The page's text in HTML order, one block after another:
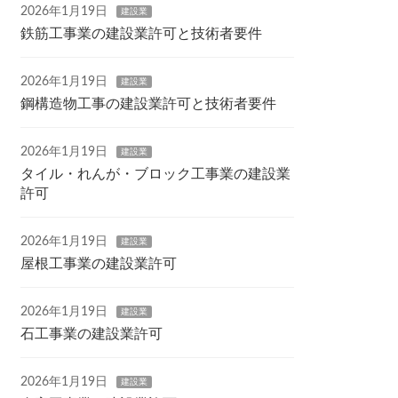
2026年1月19日 建設業
鉄筋工事業の建設業許可と技術者要件
2026年1月19日 建設業
鋼構造物工事の建設業許可と技術者要件
2026年1月19日 建設業
タイル・れんが・ブロック工事業の建設業
許可
2026年1月19日 建設業
屋根工事業の建設業許可
2026年1月19日 建設業
石工事業の建設業許可
2026年1月19日 建設業